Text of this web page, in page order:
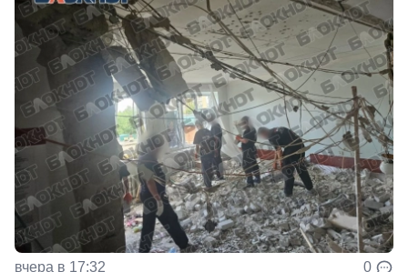
вчера в 17:32 0